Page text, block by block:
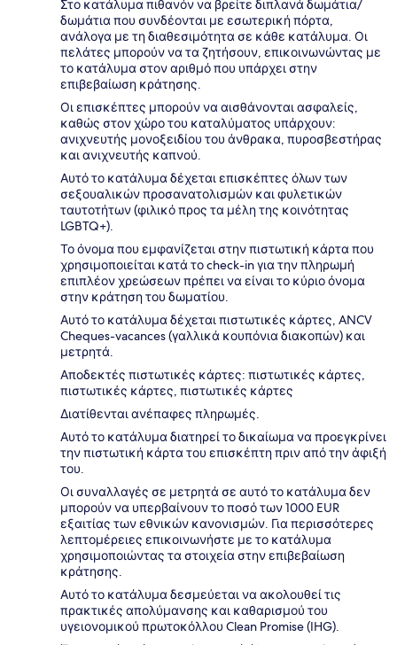
Στο κατάλυμα πιθανόν να βρείτε διπλανά δωμάτια/
δωμάτια που συνδέονται με εσωτερική πόρτα,
ανάλογα με τη διαθεσιμότητα σε κάθε κατάλυμα. Οι
πελάτες μπορούν να τα ζητήσουν, επικοινωνώντας με
το κατάλυμα στον αριθμό που υπάρχει στην
επιβεβαίωση κράτησης.
Οι επισκέπτες μπορούν να αισθάνονται ασφαλείς,
καθώς στον χώρο του καταλύματος υπάρχουν:
ανιχνευτής μονοξειδίου του άνθρακα, πυροσβεστήρας
και ανιχνευτής καπνού.
Αυτό το κατάλυμα δέχεται επισκέπτες όλων των
σεξουαλικών προσανατολισμών και φυλετικών
ταυτοτήτων (φιλικό προς τα μέλη της κοινότητας
LGBTQ+).
Το όνομα που εμφανίζεται στην πιστωτική κάρτα που
χρησιμοποιείται κατά το check-in για την πληρωμή
επιπλέον χρεώσεων πρέπει να είναι το κύριο όνομα
στην κράτηση του δωματίου.
Αυτό το κατάλυμα δέχεται πιστωτικές κάρτες, ANCV
Cheques-vacances (γαλλικά κουπόνια διακοπών) και
μετρητά.
Αποδεκτές πιστωτικές κάρτες: πιστωτικές κάρτες,
πιστωτικές κάρτες, πιστωτικές κάρτες
Διατίθενται ανέπαφες πληρωμές.
Αυτό το κατάλυμα διατηρεί το δικαίωμα να προεγκρίνει
την πιστωτική κάρτα του επισκέπτη πριν από την άφιξή
του.
Οι συναλλαγές σε μετρητά σε αυτό το κατάλυμα δεν
μπορούν να υπερβαίνουν το ποσό των 1000 EUR
εξαιτίας των εθνικών κανονισμών. Για περισσότερες
λεπτομέρειες επικοινωνήστε με το κατάλυμα
χρησιμοποιώντας τα στοιχεία στην επιβεβαίωση
κράτησης.
Αυτό το κατάλυμα δεσμεύεται να ακολουθεί τις
πρακτικές απολύμανσης και καθαρισμού του
υγειονομικού πρωτοκόλλου Clean Promise (IHG).